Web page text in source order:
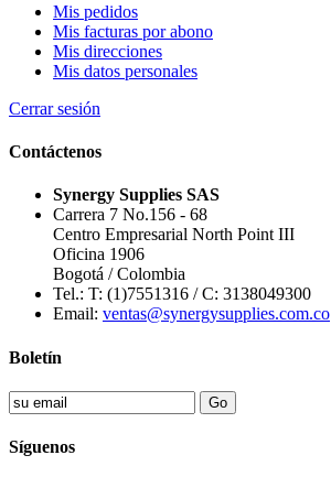
Mis pedidos
Mis facturas por abono
Mis direcciones
Mis datos personales
Cerrar sesión
Contáctenos
Synergy Supplies SAS
Carrera 7 No.156 - 68
Centro Empresarial North Point III
Oficina 1906
Bogotá / Colombia
Tel.: T: (1)7551316 / C: 3138049300
Email: ventas@synergysupplies.com.co
Boletín
Síguenos